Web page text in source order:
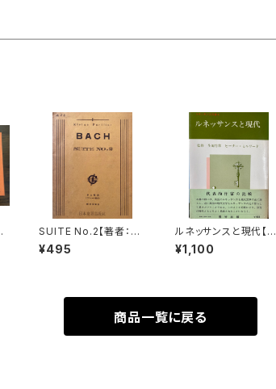
SUITE No.2【著者：BA
CH】出版社：日本楽譜
出版社
¥495
ルネッサンスと現代【監
修：生地竹郎 ピーター・
ミルワード】出版社：荒
¥1,100
商品一覧に戻る